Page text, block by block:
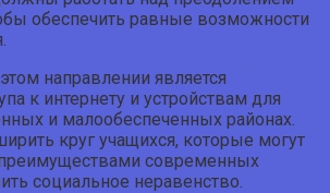
обеспечить равные возможности
направлении является
к интернету и устройствам для
и малообеспеченных районах.
круг учащихся, которые могут
современных
социальное неравенство.